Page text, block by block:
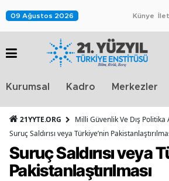
09 Ağustos 2026 Künye
Kurumsal Kadro Merkezler
21YYTE.ORG
Milli Güvenlik Ve Dış
Suruç Saldırısı veya Türkiye’nin
Suruç Saldırısı veya
Pakistanlaştırılması